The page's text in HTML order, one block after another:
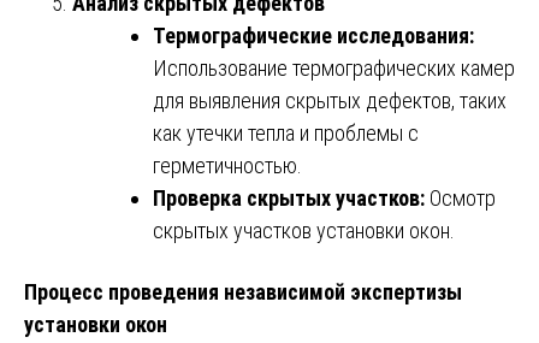
Термографические исследования:
Использование термографических камер
для выявления скрытых дефектов, таких
как утечки тепла и проблемы с
герметичностью.
Проверка скрытых участков: Осмотр
скрытых участков установки окон.
Процесс проведения независимой экспертизы
установки окон